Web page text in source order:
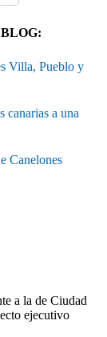
Villa, Pueblo y
canarias a una
Canelones
a la de Ciudad
ejecutivo